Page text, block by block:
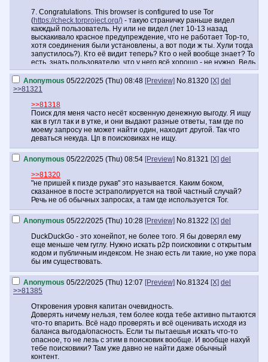
7. Congratulations. This browser is configured to use Tor
(https://check.torproject.org/) - такую страничку раньше видел
какждый пользователь. Ну или не видел (лет 10-13 назад
выскакивало красное предупреждение, что не работает Тор-то,
хотя соединения были установлены, а вот поди ж ты. Хули тогда
запустилось?). Кто её видит теперь? Кто о ней вообще знает? То
есть, знать пользователю, что у него всё хорошо - не нужно. Ведь
плохого быть не может (ведь все программы работают так как
нужно, да анон?)
пользовательских скриптов CSS (Monkey и прочая хуйня) я ещё
могу понять (следы от блокировок/затирки элементов), то от
CanvasBlocker'а нет. Неужели встроенная защита Tor'а так
хорошо анонимизирует запросы? И белый шум создаёт и
генератор случайной последовательности везде? Или всё-таки
боятся/ленятся работать с ещё одной точкой отказа? А то, что
Noscript падает, так это ничего. Да.
9. network.http.sendRefererHeader в 2 в about:config- т.е.
реферальные ссылки или как они там правильно зовутся (а
значит отслеживание) активны. Поняли. Да. Хоть бы предлагали
пользователям это отключить (0 поставить). И это при настройке
- Безопаснейший режим Браузера. Безопасно что.
И если по Тор Браузеру я готов согласиться, что они просто как и
(ведь Тором они пользуются, ага), то в случае DuckDuckGo и
StartPage - не включай анон JavaScript, не стреляй...
Anonymous 05/22/2025 (Thu) 08:48 [Preview] No.81320 [X] del
>>81321
>>81318
Поиск для меня часто несёт косвенную денежную выгоду. Я ищу
как в гугл так и в утке, и они выдают разные ответы, там где по
моему запросу не может найти один, находит другой. Так что
деваться некуда. Цп в поисковиках не ищу.
Anonymous 05/22/2025 (Thu) 08:54 [Preview] No.81321 [X] del
>>81320
"не пришей к пизде рукав" это называется. Каким боком,
сказанное в посте эстраполируется на твой частный случай?
Речь не об обычных запросах, а там где используется Tor.
Anonymous 05/22/2025 (Thu) 10:28 [Preview] No.81322 [X] del
DuckDuckGo - это хонейпот, не более того. Я бы доверял ему
еще меньше чем гуглу. Нужно искать p2p поисковики с открытым
кодом и публичным индексом. Не знаю есть ли такие, но уже пора
бы им существовать.
Anonymous 05/22/2025 (Thu) 12:07 [Preview] No.81324 [X] del
>>81385
Откровения уровня капитан очевидность.
Доверять ничему нельзя, тем более когда тебе активно пытаются
что-то впарить. Всё надо проверять и всё оценивать исходя из
баланса выгода/опасность. Если ты пытаешья искать что-то
опасное, то не лезь с этим в поисковик вообще. И вообще нахуй
тебе поисковики? Там уже давно не найти даже обычный
контент.